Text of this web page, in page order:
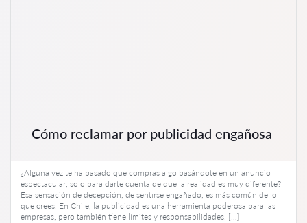
Cómo reclamar por publicidad engañosa
¿Alguna vez te ha pasado que compras algo basándote en un anuncio
espectacular, solo para darte cuenta de que la realidad es muy diferente?
Esa sensación de decepción, de sentirse engañado, es más común de lo
que crees. En Chile, la publicidad es una herramienta poderosa para las
empresas, pero también tiene límites y responsabilidades. […]